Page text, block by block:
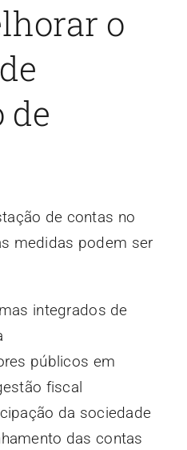
o
de
de contas no
medidas podem ser
integrados de
públicos em
fiscal
da sociedade
das contas